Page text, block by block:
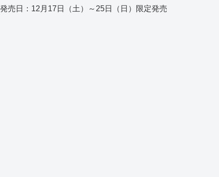
発売日：12月17日（土）～25日（日）限定発売